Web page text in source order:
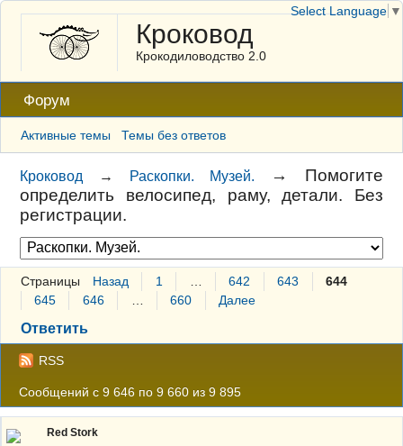
Кроковод
Крокодиловодство 2.0
Форум
Активные темы Темы без ответов
Кроковод → Раскопки. Музей. → Помогите
определить велосипед, раму, детали. Без
регистрации.
Страницы Назад 1 642 643
644
645
646 660 Далее
Ответить
RSS
Сообщений с 9 646 по 9 660 из 9 895
Red Stork
Select Language ▼